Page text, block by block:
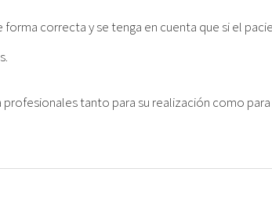
correcta y se tenga en cuenta que si el
tanto para su realización como